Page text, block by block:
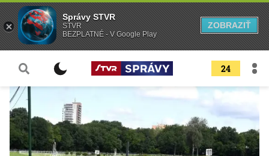
24
Správy STVR
STVR
BEZPLATNÉ - V Google Play
ZOBRAZIŤ